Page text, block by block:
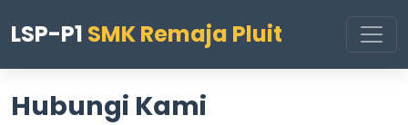
LSP-P1 SMK Remaja Pluit
Hubungi Kami